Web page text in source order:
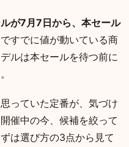
が7月7日から、本セール
すでに値が動いている商
ルは本セールを待つ前に
っていた定番が、気づけ
催中の今、候補を絞って
は選び方の3点から見て